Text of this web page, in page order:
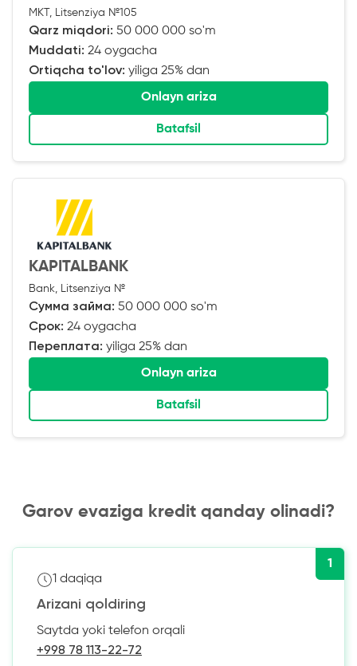
MKT, Litsenziya №105
Qarz miqdori: 50 000 000 so'm
Muddati: 24 oygacha
Ortiqcha to'lov: yiliga 25% dan
Onlayn ariza
Batafsil
KAPITALBANK
Bank, Litsenziya №
Сумма займа: 50 000 000 so'm
Срок: 24 oygacha
Переплата: yiliga 25% dan
Onlayn ariza
Batafsil
Garov evaziga kredit qanday olinadi?
1
1 daqiqa
Arizani qoldiring
Saytda yoki telefon orqali
+998 78 113-22-72